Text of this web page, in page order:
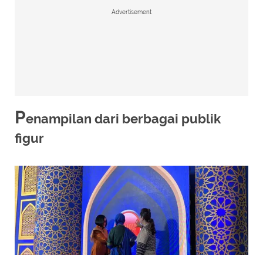
Advertisement
Penampilan dari berbagai publik
figur